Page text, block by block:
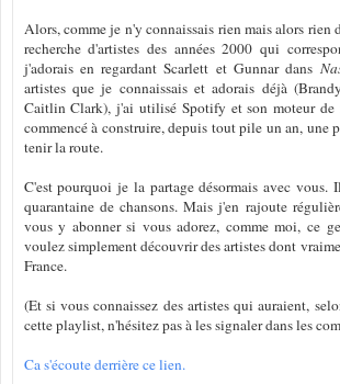
Alors, comme je n'y connaissais rien mais alors rien
recherche d'artistes des années 2000 qui
j'adorais en regardant Scarlett et Gunnar dans
artistes que je connaissais et adorais déjà
Caitlin Clark), j'ai utilisé Spotify et son moteur de
commencé à construire, depuis tout pile un an, une
tenir la route.
C'est pourquoi je la partage désormais avec
quarantaine de chansons. Mais j'en rajoute
vous y abonner si vous adorez, comme moi, ce
voulez simplement découvrir des artistes dont
France.
(Et si vous connaissez des artistes qui auraient,
cette playlist, n'hésitez pas à les signaler dans les
Ca s'écoute derrière ce lien.